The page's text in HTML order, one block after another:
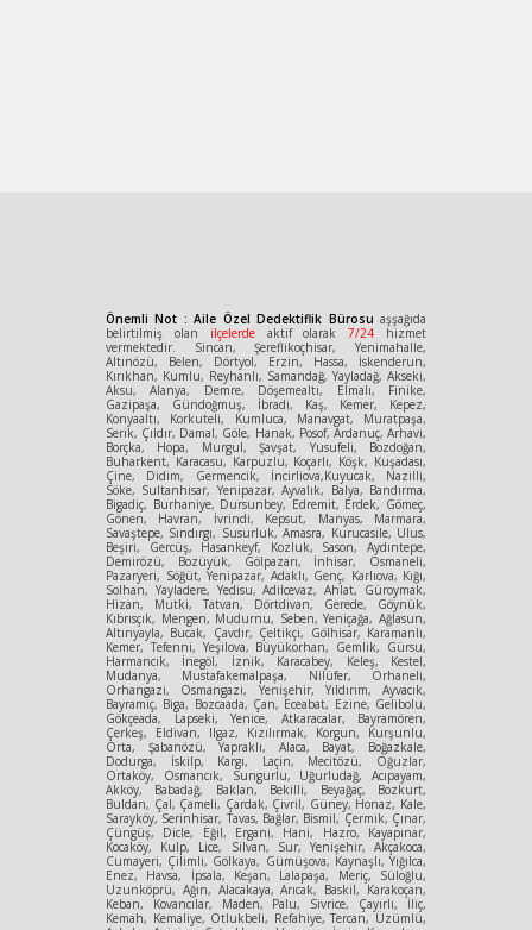
Önemli Not : Aile Özel Dedektiflik Bürosu aşşağıda
belirtilmiş olan ilçelerdeaktif olarak7/24 hizmet
vermektedir. Sincan, Şereflikoçhisar, Yenimahalle,
Altınözü, Belen, Dörtyol, Erzin, Hassa, İskenderun,
Kırıkhan, Kumlu, Reyhanlı, Samandağ, Yayladağ, Akseki,
Aksu, Alanya, Demre, Döşemealtı, Elmalı, Finike,
Gazipaşa, Gündoğmuş, İbradi, Kaş, Kemer, Kepez,
Konyaaltı, Korkuteli, Kumluca, Manavgat, Muratpaşa,
Serik, Çıldır, Damal, Göle, Hanak, Posof, Ardanuç, Arhavi,
Borçka, Hopa, Murgul, Şavşat, Yusufeli, Bozdoğan,
Buharkent, Karacasu, Karpuzlu, Koçarlı, Köşk, Kuşadası,
Çine, Didim, Germencik, İncirliova,Kuyucak, Nazilli,
Söke, Sultanhisar, Yenipazar, Ayvalık, Balya, Bandırma,
Bigadiç, Burhaniye, Dursunbey, Edremit, Erdek, Gömeç,
Gönen, Havran, İvrindi, Kepsut, Manyas, Marmara,
Savaştepe, Sındırgı, Susurluk, Amasra, Kurucasile, Ulus,
Beşiri, Gercüş, Hasankeyf, Kozluk, Sason, Aydıntepe,
Demirözü, Bozüyük, Gölpazarı, İnhisar, Osmaneli,
Pazaryeri, Söğüt, Yenipazar, Adaklı, Genç, Karlıova, Kığı,
Solhan, Yayladere, Yedisu, Adilcevaz, Ahlat, Güroymak,
Hizan, Mutki, Tatvan, Dörtdivan, Gerede, Göynük,
Kıbrısçık, Mengen, Mudurnu, Seben, Yeniçağa, Ağlasun,
Altınyayla, Bucak, Çavdır, Çeltikçi, Gölhisar, Karamanlı,
Kemer, Tefenni, Yeşilova, Büyükorhan, Gemlik, Gürsu,
Harmancık, İnegöl, İznik, Karacabey, Keleş, Kestel,
Mudanya, Mustafakemalpaşa, Nilüfer, Orhaneli,
Orhangazi, Osmangazi, Yenişehir, Yıldırım, Ayvacık,
Bayramiç, Biga, Bozcaada, Çan, Eceabat, Ezine, Gelibolu,
Gökçeada, Lapseki, Yenice, Atkaracalar, Bayramören,
Çerkeş, Eldivan, Ilgaz, Kızılırmak, Korgun, Kurşunlu,
Orta, Şabanözü, Yapraklı, Alaca, Bayat, Boğazkale,
Dodurga, İskilp, Kargı, Laçin, Mecitözü, Oğuzlar,
Ortaköy, Osmancık, Sungurlu, Uğurludağ, Acıpayam,
Akköy, Babadağ, Baklan, Bekilli, Beyağaç, Bozkurt,
Buldan, Çal, Çameli, Çardak, Çivril, Güney, Honaz, Kale,
Sarayköy, Serinhisar, Tavas, Bağlar, Bismil, Çermik, Çınar,
Çüngüş, Dicle, Eğil, Ergani, Hani, Hazro, Kayapınar,
Kocaköy, Kulp, Lice, Silvan, Sur, Yenişehir, Akçakoca,
Cumayeri, Çilimli, Gölkaya, Gümüşova, Kaynaşlı, Yığılca,
Enez, Havsa, İpsala, Keşan, Lalapaşa, Meriç, Süloğlu,
Uzunköprü, Ağın, Alacakaya, Arıcak, Baskil, Karakoçan,
Keban, Kovancılar, Maden, Palu, Sivrice, Çayırlı, İliç,
Kemah, Kemaliye, Otlukbeli, Refahiye, Tercan, Üzümlü,